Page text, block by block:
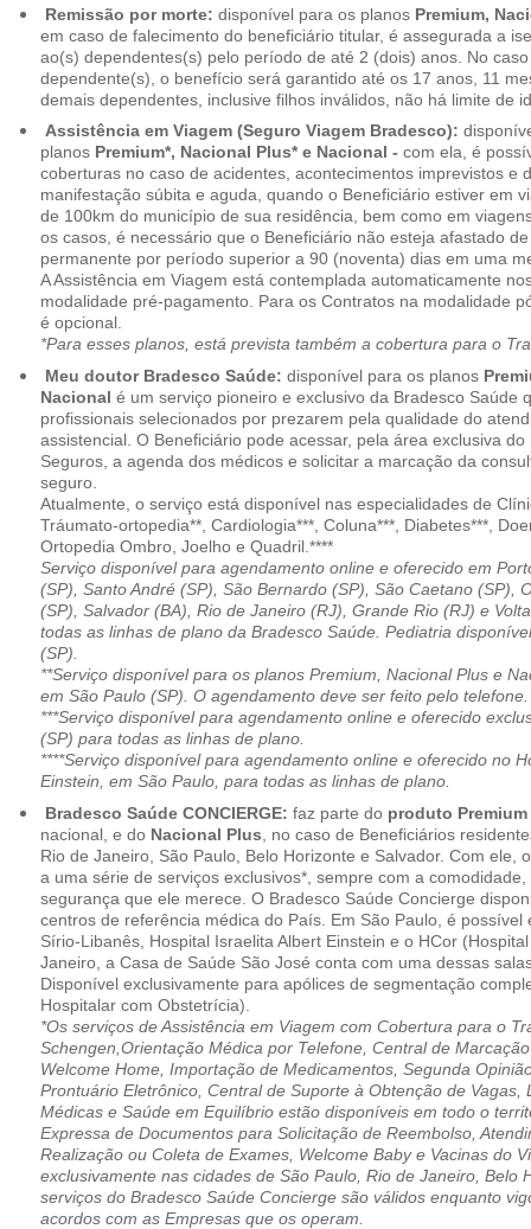
Remissão por morte: disponível para os planos Premium,
em caso de falecimento do beneficiário titular, é assegurada a
ao(s) dependentes(s) pelo período de até 2 (dois) anos. No
dependente(s), o benefício será garantido até os 17 anos, 11
demais dependentes, inclusive filhos inválidos, não há limite de
Assistência em Viagem (Seguro Viagem Bradesco):
planos Premium*, Nacional Plus* e Nacional - com ela, é
coberturas no caso de acidentes, acontecimentos imprevistos e
manifestação súbita e aguda, quando o Beneficiário estiver em
de 100km do município de sua residência, bem como em
os casos, é necessário que o Beneficiário não esteja afastado
permanente por período superior a 90 (noventa) dias em uma
A Assistência em Viagem está contemplada automaticamente
modalidade pré-pagamento. Para os Contratos na modalidade
é opcional.
*Para esses planos, está prevista também a cobertura para o
Meu doutor Bradesco Saúde: disponível para os planos
Nacional é um serviço pioneiro e exclusivo da Bradesco Saúde
profissionais selecionados por prezarem pela qualidade do
assistencial. O Beneficiário pode acessar, pela área exclusiva
Seguros, a agenda dos médicos e solicitar a marcação da
seguro.
Atualmente, o serviço está disponível nas especialidades de
Tráumato-ortopedia**, Cardiologia***, Coluna***, Diabetes***,
Ortopedia Ombro, Joelho e Quadril.****
Serviço disponível para agendamento online e oferecido em
(SP), Santo André (SP), São Bernardo (SP), São Caetano (SP),
(SP), Salvador (BA), Rio de Janeiro (RJ), Grande Rio (RJ) e
todas as linhas de plano da Bradesco Saúde. Pediatria
(SP).
**Serviço disponível para os planos Premium, Nacional Plus e
em São Paulo (SP). O agendamento deve ser feito pelo telefone.
***Serviço disponível para agendamento online e oferecido
(SP) para todas as linhas de plano.
****Serviço disponível para agendamento online e oferecido no
Einstein, em São Paulo, para todas as linhas de plano.
Bradesco Saúde CONCIERGE: faz parte do produto Premium
nacional, e do Nacional Plus , no caso de Beneficiários
Rio de Janeiro, São Paulo, Belo Horizonte e Salvador. Com ele,
a uma série de serviços exclusivos*, sempre com a
segurança que ele merece. O Bradesco Saúde Concierge
centros de referência médica do País. Em São Paulo, é possível
Sírio-Libanês, Hospital Israelita Albert Einstein e o HCor
Janeiro, a Casa de Saúde São José conta com uma dessas
Disponível exclusivamente para apólices de segmentação
Hospitalar com Obstetrícia).
*Os serviços de Assistência em Viagem com Cobertura para o
Schengen,Orientação Médica por Telefone, Central de
Welcome Home, Importação de Medicamentos, Segunda
Prontuário Eletrônico, Central de Suporte à Obtenção de Vagas,
Médicas e Saúde em Equilíbrio estão disponíveis em todo o
Expressa de Documentos para Solicitação de Reembolso,
Realização ou Coleta de Exames, Welcome Baby e Vacinas do
exclusivamente nas cidades de São Paulo, Rio de Janeiro, Belo
serviços do Bradesco Saúde Concierge são válidos enquanto
acordos com as Empresas que os operam.